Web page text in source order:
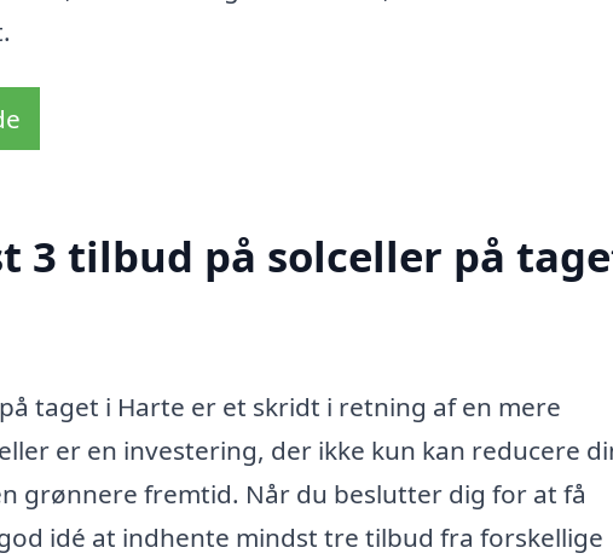
3 tilbud på solceller på
taget i Harte er et skridt i retning af en mere
er en investering, der ikke kun kan reducere
grønnere fremtid. Når du beslutter dig for at få
idé at indhente mindst tre tilbud fra forskellige